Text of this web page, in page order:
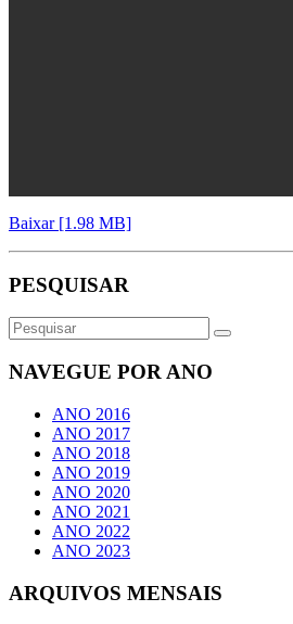
Baixar [1.98 MB]
PESQUISAR
NAVEGUE POR ANO
ANO 2016
ANO 2017
ANO 2018
ANO 2019
ANO 2020
ANO 2021
ANO 2022
ANO 2023
ARQUIVOS MENSAIS